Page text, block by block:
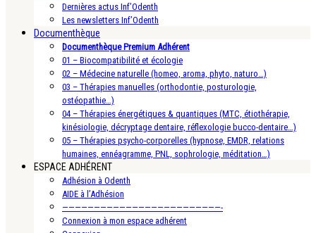
Dernières actus Inf’Odenth
Les newsletters Inf’Odenth
Documenthèque
Documenthèque Premium Adhérent
01 – Biocompatibilité et écologie
02 – Médecine naturelle (homeo, aroma, phyto, naturo…)
03 – Thérapies manuelles (orthodontie, posturologie,
ostéopathie…)
04 – Thérapies énergétiques & quantiques (MTC, étiothérapie,
kinésiologie, décryptage dentaire, réflexologie bucco-dentaire…)
05 – Thérapies psycho-corporelles (hypnose, EMDR, relations
humaines, ennéagramme, PNL, sophrologie, méditation…)
ESPACE ADHÉRENT
Adhésion à Odenth
AIDE à l’Adhésion
—————————————————————————-
Connexion à mon espace adhérent